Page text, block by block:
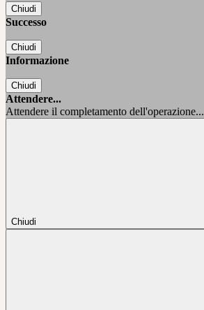
Chiudi
Successo
Chiudi
Informazione
Chiudi
Attendere...
Attendere il completamento dell'operazione...
Chiudi